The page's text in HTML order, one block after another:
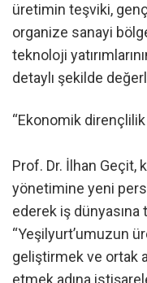
üretimin teşviki,
organize sanayi
teknoloji
detaylı şekilde
“Ekonomik
Prof. Dr. İlhan Geçit,
yönetimine yeni
ederek iş
“Yeşilyurt’umuzun
geliştirmek ve ortak
etmek adına